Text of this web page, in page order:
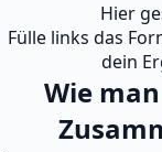
Hier
Fülle links das
dein
Wie